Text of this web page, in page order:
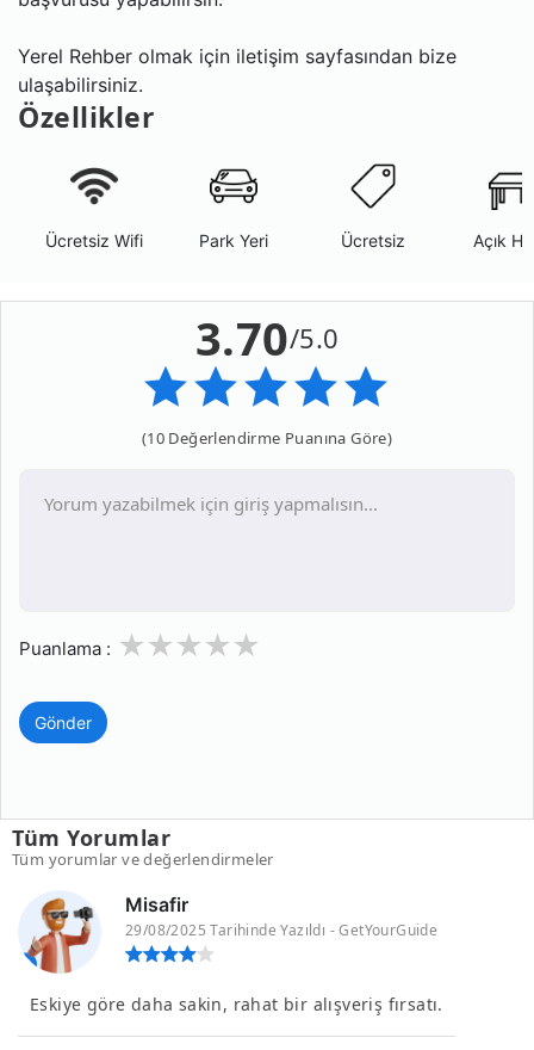
Yerel Rehber olmak için iletişim sayfasından bize
ulaşabilirsiniz.
Özellikler
Ücretsiz Wifi Park Yeri Ücretsiz Açık
3.70/5.0
(10 Değerlendirme Puanına Göre)
Puanlama : 3
2
1
Gönder
Tüm Yorumlar
Tüm yorumlar ve değerlendirmeler
Misafir
29/08/2025 Tarihinde Yazıldı - GetYourGuide
Eskiye göre daha sakin, rahat bir alışveriş fırsatı.